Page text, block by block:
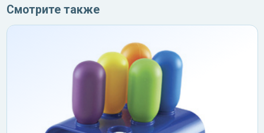
Смотрите также